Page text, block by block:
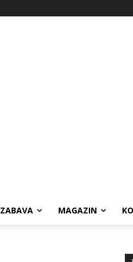
ZABAVA MAGAZIN